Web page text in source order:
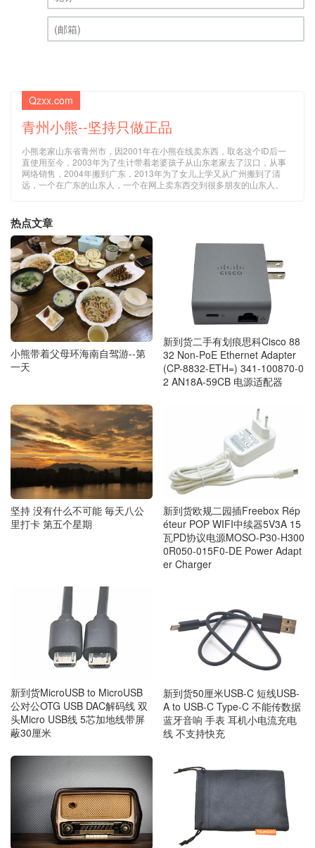
昵称 (必填)
Qzxx.com
青州小熊--坚持只做正品
小熊老家山东省青州市，因2001年在小熊在线卖东西，取名这个ID后一
直使用至今，2003年为了生计带着老婆孩子从山东老家去了汉口，从事
网络销售，2004年搬到广东，2013年为了女儿上学又从广州搬到了清
远，一个在广东的山东人，一个在网上卖东西交到很多朋友的山东人。
热点文章
小熊带着父母环海南自驾游--第
一天
新到货二手有划痕思科Cisco 88
32 Non-PoE Ethernet Adapter
(CP-8832-ETH=) 341-100870-0
2 AN18A-59CB 电源适配器
坚持 没有什么不可能 毎天八公
里打卡 第五个星期
新到货欧规二园插Freebox Rép
éteur POP WIFI中续器5V3A 15
瓦PD协议电源MOSO-P30-H300
0R050-015F0-DE Power Adapt
er Charger
新到货MicroUSB to MicroUSB
公对公OTG USB DAC解码线 双
头Micro USB线 5芯加地线带屏
蔽30厘米
新到货50厘米USB-C 短线USB-
A to USB-C Type-C 不能传数据
蓝牙音响 手表 耳机小电流充电
线 不支持快充